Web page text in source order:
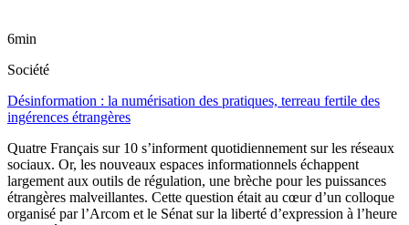
6min
Société
Désinformation : la numérisation des pratiques, terreau fertile des
ingérences étrangères
Quatre Français sur 10 s’informent quotidiennement sur les réseaux
sociaux. Or, les nouveaux espaces informationnels échappent
largement aux outils de régulation, une brèche pour les puissances
étrangères malveillantes. Cette question était au cœur d’un colloque
organisé par l’Arcom et le Sénat sur la liberté d’expression à l’heure